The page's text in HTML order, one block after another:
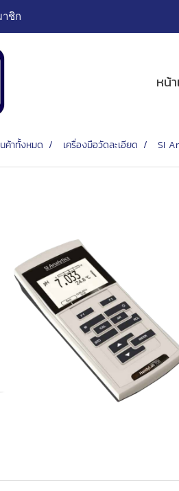
ชิก
หน้
ค้าทั้งหมด เครื่องมือวัดละเอียด SI